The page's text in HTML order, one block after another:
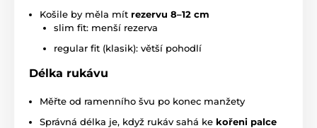
Košile by měla mít rezervu 8–12 cm
slim fit: menší rezerva
regular fit (klasik): větší pohodlí
Délka rukávu
Měřte od ramenního švu po konec manžety
Správná délka je, když rukáv sahá ke kořeni palce